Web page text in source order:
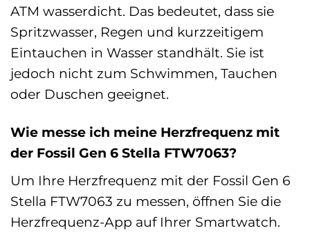
ATM wasserdicht. Das bedeutet, dass sie
Spritzwasser, Regen und kurzzeitigem
Eintauchen in Wasser standhält. Sie ist
jedoch nicht zum Schwimmen, Tauchen
oder Duschen geeignet.
Wie messe ich meine Herzfrequenz mit
der Fossil Gen 6 Stella FTW7063?
Um Ihre Herzfrequenz mit der Fossil Gen 6
Stella FTW7063 zu messen, öffnen Sie die
Herzfrequenz-App auf Ihrer Smartwatch.